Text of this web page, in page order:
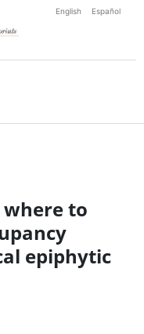
English Español
to
epiphytic